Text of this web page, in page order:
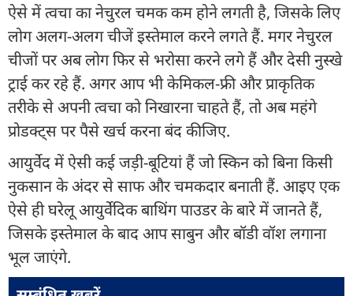
ऐसे में त्वचा का नेचुरल चमक कम होने लगती है, जिसके लिए
लोग अलग-अलग चीजें इस्तेमाल करने लगते हैं. मगर नेचुरल
चीजों पर अब लोग फिर से भरोसा करने लगे हैं और देसी नुस्खे
ट्राई कर रहे हैं. अगर आप भी केमिकल-फ्री और प्राकृतिक
तरीके से अपनी त्वचा को निखारना चाहते हैं, तो अब महंगे
प्रोडक्ट्स पर पैसे खर्च करना बंद कीजिए.
आयुर्वेद में ऐसी कई जड़ी-बूटियां हैं जो स्किन को बिना किसी
नुकसान के अंदर से साफ और चमकदार बनाती हैं. आइए एक
ऐसे ही घरेलू आयुर्वेदिक बाथिंग पाउडर के बारे में जानते हैं,
जिसके इस्तेमाल के बाद आप साबुन और बॉडी वॉश लगाना
भूल जाएंगे.